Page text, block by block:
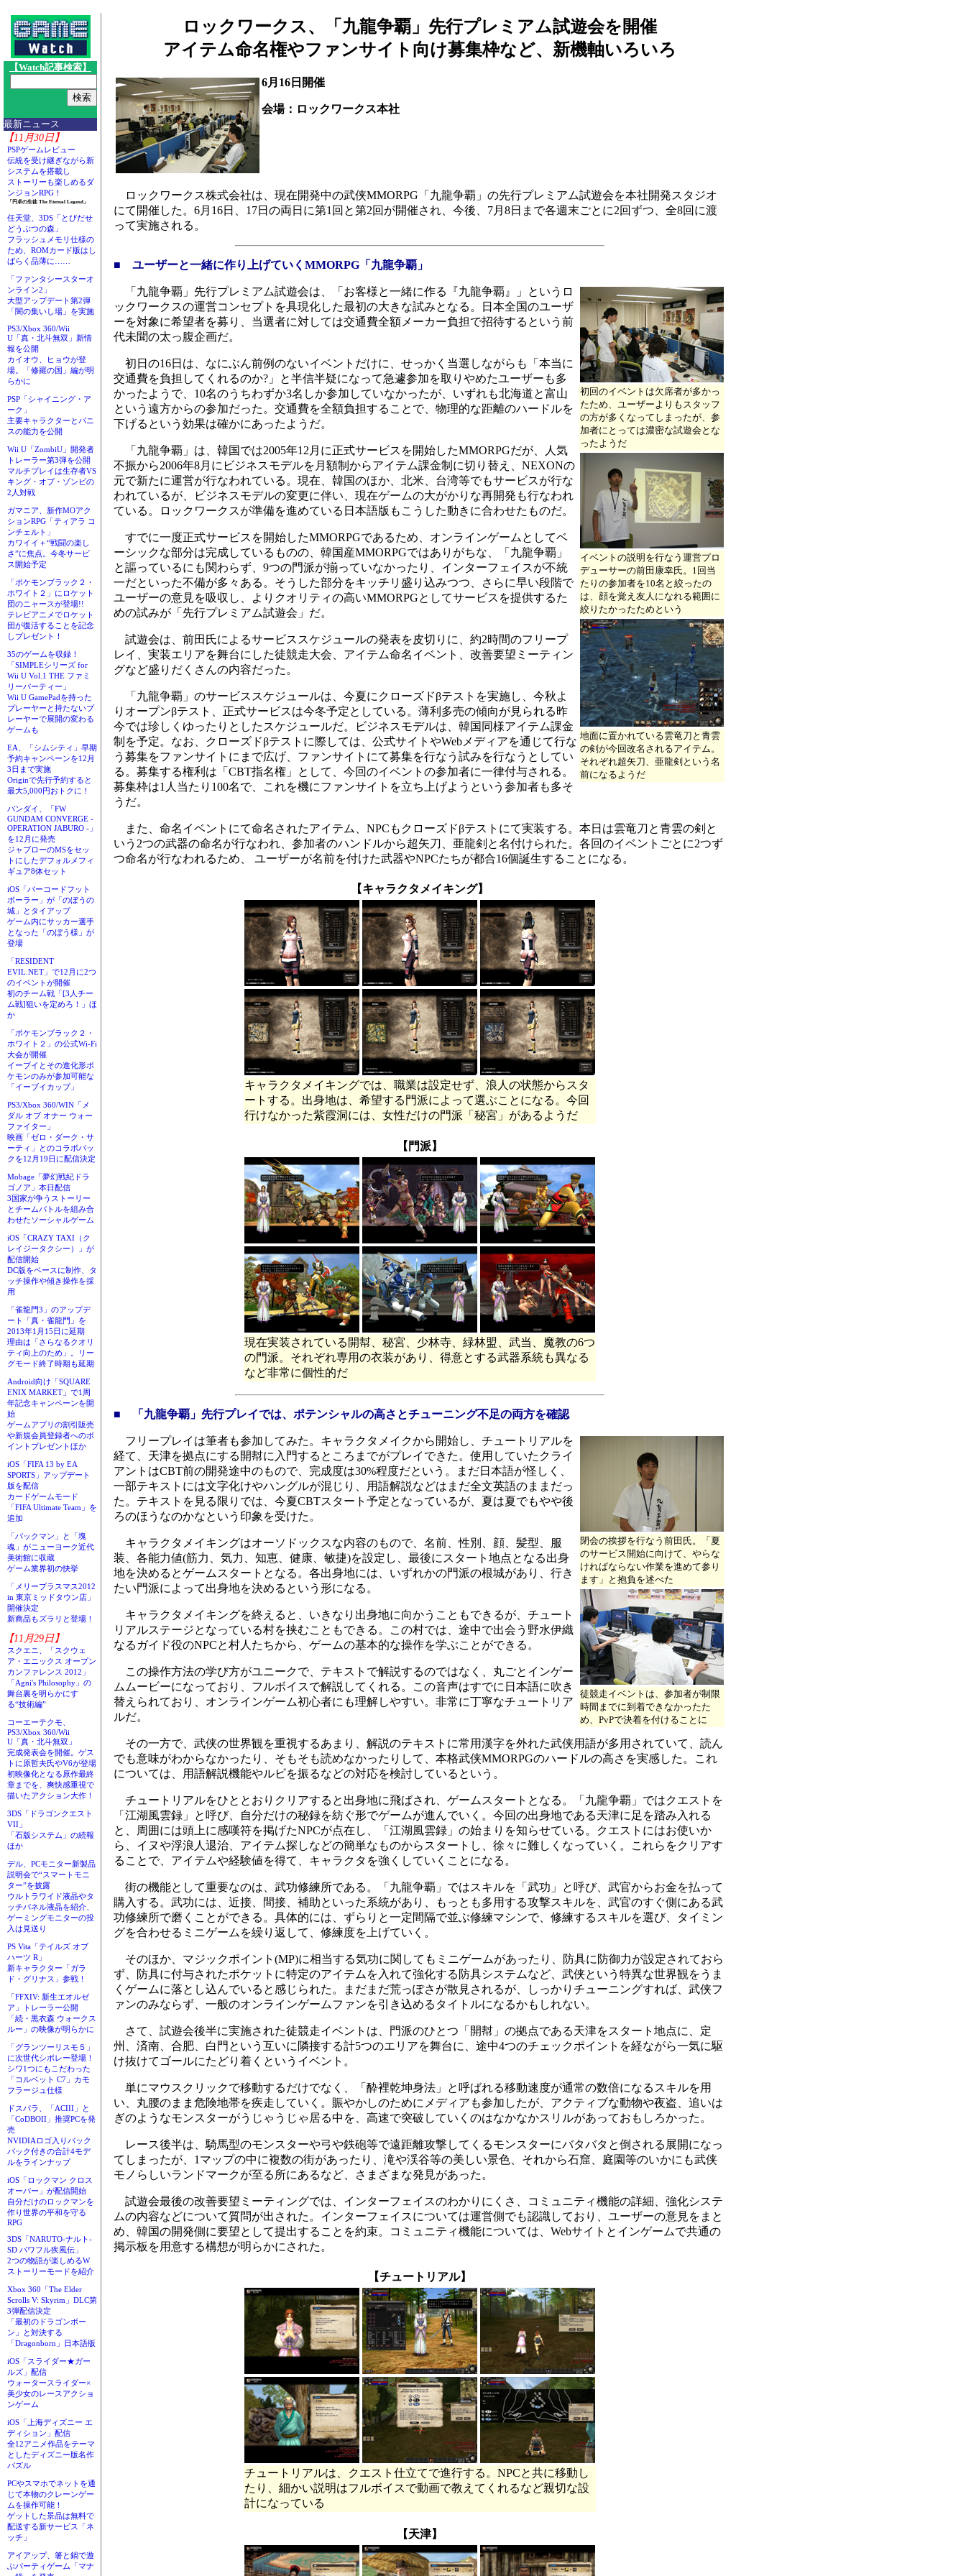
【Watch記事検索】
最新ニュース
【11月30日】
PSPゲームレビュー
伝統を受け継ぎながら新
システムを搭載し
ストーリーも楽しめるダ
ンジョンRPG！
「円卓の生徒 The Eternal Legend」
任天堂、3DS「とびだせ
どうぶつの森」
フラッシュメモリ仕様の
ため、ROMカード版はし
ばらく品薄に……
「ファンタシースターオ
ンライン2」
大型アップデート第2弾
「闇の集いし場」を実施
PS3/Xbox 360/Wii
U「真・北斗無双」新情
報を公開
カイオウ、ヒョウが登
場。「修羅の国」編が明
らかに
PSP「シャイニング・ア
ーク」
主要キャラクターとパニ
スの能力を公開
Wii U「ZombiU」開発者
トレーラー第3弾を公開
マルチプレイは生存者VS
キング・オブ・ゾンビの
2人対戦
ガマニア、新作MOアク
ションRPG「ティアラ コ
ンチェルト」
カワイイ＋“戦闘の楽し
さ”に焦点。今冬サービ
ス開始予定
「ポケモンブラック２・
ホワイト２」にロケット
団のニャースが登場!!
テレビアニメでロケット
団が復活することを記念
しプレゼント！
35のゲームを収録！
「SIMPLEシリーズ for
Wii U Vol.1 THE ファミ
リーパーティー」
Wii U GamePadを持った
プレーヤーと持たないプ
レーヤーで展開の変わる
ゲームも
EA、「シムシティ」早期
予約キャンペーンを12月
3日まで実施
Originで先行予約すると
最大5,000円おトクに！
バンダイ、「FW
GUNDAM CONVERGE -
OPERATION JABURO -」
を12月に発売
ジャブローのMSをセッ
トにしたデフォルメフィ
ギュア8体セット
iOS「バーコードフット
ボーラー」が「のぼうの
城」とタイアップ
ゲーム内にサッカー選手
となった「のぼう様」が
登場
「RESIDENT
EVIL.NET」で12月に2つ
のイベントが開催
初のチーム戦「[3人チー
ム戦]狙いを定めろ！」ほ
か
「ポケモンブラック２・
ホワイト２」の公式Wi-Fi
大会が開催
イーブイとその進化形ポ
ケモンのみが参加可能な
「イーブイカップ」
PS3/Xbox 360/WIN「メ
ダル オブ オナー ウォー
ファイター」
映画「ゼロ・ダーク・サ
ーティ」とのコラボパッ
クを12月19日に配信決定
Mobage「夢幻戦紀ドラ
ゴノア」本日配信
3国家が争うストーリー
とチームバトルを組み合
わせたソーシャルゲーム
iOS「CRAZY TAXI（ク
レイジータクシー）」が
配信開始
DC版をベースに制作、タ
ッチ操作や傾き操作を採
用
「雀龍門3」のアップデ
ート「真・雀龍門」を
2013年1月15日に延期
理由は「さらなるクオリ
ティ向上のため」。リー
グモード終了時期も延期
Android向け「SQUARE
ENIX MARKET」で1周
年記念キャンペーンを開
始
ゲームアプリの割引販売
や新規会員登録者へのポ
イントプレゼントほか
iOS「FIFA 13 by EA
SPORTS」アップデート
版を配信
カードゲームモード
「FIFA Ultimate Team」を
追加
「パックマン」と「塊
魂」がニューヨーク近代
美術館に収蔵
ゲーム業界初の快挙
「メリープラスマス2012
in 東京ミッドタウン店」
開催決定
新商品もズラリと登場！
【11月29日】
スクエニ、「スクウェ
ア・エニックス オープン
カンファレンス 2012」
「Agni's Philosophy」の
舞台裏を明らかにす
る“技術編”
コーエーテクモ、
PS3/Xbox 360/Wii
U「真・北斗無双」
完成発表会を開催。ゲス
トに原哲夫氏やV6が登場
初映像化となる原作最終
章までを、爽快感重視で
描いたアクション大作！
3DS「ドラゴンクエスト
VII」
「石版システム」の続報
ほか
デル、PCモニター新製品
説明会で“スマートモニ
ター”を披露
ウルトラワイド液晶やタ
ッチパネル液晶を紹介、
ゲーミングモニターの投
入は見送り
PS Vita「テイルズ オブ
ハーツ R」
新キャラクター「ガラ
ド・グリナス」参戦！
「FFXIV: 新生エオルゼ
ア」トレーラー公開
「続・黒衣森 ウォークス
ルー」の映像が明らかに
「グランツーリスモ５」
に次世代シボレー登場！
シワ1つにもこだわった
「コルベット C7」カモ
フラージュ仕様
ドスパラ、「ACIII」と
「CoDBOII」推奨PCを発
売
NVIDIAロゴ入りバック
パック付きの合計4モデ
ルをラインナップ
iOS「ロックマン クロス
オーバー」が配信開始
自分だけのロックマンを
作り世界の平和を守る
RPG
3DS「NARUTO-ナルト-
SD パワフル疾風伝」
2つの物語が楽しめるW
ストーリーモードを紹介
Xbox 360「The Elder
Scrolls V: Skyrim」DLC第
3弾配信決定
「最初のドラゴンボー
ン」と対決する
「Dragonborn」日本語版
iOS「スライダー★ガー
ルズ」配信
ウォータースライダー×
美少女のレースアクショ
ンゲーム
iOS「上海ディズニー エ
ディション」配信
全12アニメ作品をテーマ
としたディズニー版名作
パズル
PCやスマホでネットを通
じて本物のクレーンゲー
ムを操作可能！
ゲットした景品は無料で
配送する新サービス「ネ
ッチ」
アイアップ、箸と鍋で遊
ぶパーティゲーム「マナ
ロックワークス、「九龍争覇」先行プレミアム試遊会を開催
アイテム命名権やファンサイト向け募集枠など、新機軸いろいろ
6月16日開催
会場：ロックワークス本社
ロックワークス株式会社は、現在開発中の武侠MMORPG「九龍争覇」の先行プレミアム試遊会を本社開発スタジオ
にて開催した。6月16日、17日の両日に第1回と第2回が開催され、今後、7月8日まで各週末ごとに2回ずつ、全8回に渡
って実施される。
■ ユーザーと一緒に作り上げていくMMORPG「九龍争覇」
初回のイベントは欠席者が多かっ
たため、ユーザーよりもスタッフ
の方が多くなってしまったが、参
加者にとっては濃密な試遊会とな
ったようだ
イベントの説明を行なう運営プロ
デューサーの前田康幸氏。1回当
たりの参加者を10名と絞ったの
は、顔を覚え友人になれる範囲に
絞りたかったためという
地面に置かれている雲竜刀と青雲
の剣が今回改名されるアイテム。
それぞれ超矢刀、亜龍剣という名
前になるようだ
「九龍争覇」先行プレミアム試遊会は、「お客様と一緒に作る『九龍争覇』」というロ
ックワークスの運営コンセプトを具現化した最初の大きな試みとなる。日本全国のユーザ
ーを対象に希望者を募り、当選者に対しては交通費全額メーカー負担で招待するという前
代未聞の太っ腹企画だ。
初日の16日は、なにぶん前例のないイベントだけに、せっかく当選しながらも「本当に
交通費を負担してくれるのか?」と半信半疑になって急遽参加を取りやめたユーザーも多
かったようで、10名のうちわずか3名しか参加していなかったが、いずれも北海道と富山
という遠方からの参加だった。交通費を全額負担することで、物理的な距離のハードルを
下げるという効果は確かにあったようだ。
「九龍争覇」は、韓国では2005年12月に正式サービスを開始したMMORPGだが、人気
不振から2006年8月にビジネスモデルを月額制からアイテム課金制に切り替え、NEXONの
元で新たに運営が行なわれている。現在、韓国のほか、北米、台湾等でもサービスが行な
われているが、ビジネスモデルの変更に伴い、現在ゲームの大がかりな再開発も行なわれ
ている。ロックワークスが準備を進めている日本語版もこうした動きに合わせたものだ。
すでに一度正式サービスを開始したMMORPGであるため、オンラインゲームとしてベ
ーシックな部分は完成しているものの、韓国産MMORPGではありがちな、「九龍争覇」
と謳っているにも関わらず、9つの門派が揃っていなかったり、インターフェイスが不統
一だといった不備が多々ある。そうした部分をキッチリ盛り込みつつ、さらに早い段階で
ユーザーの意見を吸収し、よりクオリティの高いMMORPGとしてサービスを提供するた
めの試みが「先行プレミアム試遊会」だ。
試遊会は、前田氏によるサービススケジュールの発表を皮切りに、約2時間のフリープ
レイ、実装エリアを舞台にした徒競走大会、アイテム命名イベント、改善要望ミーティン
グなど盛りだくさんの内容だった。
「九龍争覇」のサービススケジュールは、今夏にクローズドβテストを実施し、今秋よ
りオープンβテスト、正式サービスは今冬予定としている。薄利多売の傾向が見られる昨
今では珍しくゆったりとしたスケジュールだ。ビジネスモデルは、韓国同様アイテム課金
制を予定。なお、クローズドβテストに際しては、公式サイトやWebメディアを通じて行な
う募集をファンサイトにまで広げ、ファンサイトにて募集を行なう試みを行なうとしてい
る。募集する権利は「CBT指名権」として、今回のイベントの参加者に一律付与される。
募集枠は1人当たり100名で、これを機にファンサイトを立ち上げようという参加者も多そ
うだ。
また、命名イベントにて命名されたアイテム、NPCもクローズドβテストにて実装する。本日は雲竜刀と青雲の剣と
いう2つの武器の命名が行なわれ、参加者のハンドルから超矢刀、亜龍剣と名付けられた。各回のイベントごとに2つず
つ命名が行なわれるため、 ユーザーが名前を付けた武器やNPCたちが都合16個誕生することになる。
【キャラクタメイキング】
キャラクタメイキングでは、職業は設定せず、浪人の状態からスタ
ートする。出身地は、希望する門派によって選ぶことになる。今回
行けなかった紫霞洞には、女性だけの門派「秘宮」があるようだ
【門派】
現在実装されている開幇、秘宮、少林寺、緑林盟、武当、魔教の6つ
の門派。それぞれ専用の衣装があり、得意とする武器系統も異なる
など非常に個性的だ
■ 「九龍争覇」先行プレイでは、ポテンシャルの高さとチューニング不足の両方を確認
閉会の挨拶を行なう前田氏。「夏
のサービス開始に向けて、やらな
ければならない作業を進めて参り
ます」と抱負を述べた
徒競走イベントは、参加者が制限
時間までに到着できなかったた
め、PvPで決着を付けることに
フリープレイは筆者も参加してみた。キャラクタメイクから開始し、チュートリアルを
経て、天津を拠点にする開幇に入門するところまでがプレイできた。使用していたクライ
アントはCBT前の開発途中のもので、完成度は30%程度だという。まだ日本語が怪しく、
一部テキストには文字化けやハングルが混じり、用語解説などはまだ全文英語のままだっ
た。テキストを見る限りでは、今夏CBTスタート予定となっているが、夏は夏でもやや後
ろのほうなのかなという印象を受けた。
キャラクタメイキングはオーソドックスな内容のもので、名前、性別、顔、髪型、服
装、各能力値(筋力、気力、知恵、健康、敏捷)を設定し、最後にスタート地点となる出身
地を決めるとゲームスタートとなる。各出身地には、いずれかの門派の根城があり、行き
たい門派によって出身地を決めるという形になる。
キャラクタメイキングを終えると、いきなり出身地に向かうこともできるが、チュート
リアルステージとなっている村を挟むこともできる。この村では、途中で出会う野水伊織
なるガイド役のNPCと村人たちから、ゲームの基本的な操作を学ぶことができる。
この操作方法の学び方がユニークで、テキストで解説するのではなく、丸ごとインゲー
ムムービーになっており、フルボイスで解説してくれる。この音声はすでに日本語に吹き
替えられており、オンラインゲーム初心者にも理解しやすい。非常に丁寧なチュートリア
ルだ。
その一方で、武侠の世界観を重視するあまり、解説のテキストに常用漢字を外れた武侠用語が多用されていて、読ん
でも意味がわからなかったり、そもそも読めなかったりして、本格武侠MMORPGのハードルの高さを実感した。これ
については、用語解説機能やルビを振るなどの対応を検討しているという。
チュートリアルをひととおりクリアすると出身地に飛ばされ、ゲームスタートとなる。「九龍争覇」ではクエストを
「江湖風雲録」と呼び、自分だけの秘録を紡ぐ形でゲームが進んでいく。今回の出身地である天津に足を踏み入れる
と、周囲には頭上に感嘆符を掲げたNPCが点在し、「江湖風雲録」の始まりを知らせている。クエストにはお使いか
ら、イヌや浮浪人退治、アイテム探しなどの簡単なものからスタートし、徐々に難しくなっていく。これらをクリアす
ることで、アイテムや経験値を得て、キャラクタを強くしていくことになる。
街の機能として重要なのは、武功修練所である。「九龍争覇」ではスキルを「武功」と呼び、武官からお金を払って
購入する。武功には、近接、間接、補助といった系統があり、もっとも多用する攻撃スキルを、武官のすぐ側にある武
功修練所で磨くことができる。具体的には、ずらりと一定間隔で並ぶ修練マシンで、修練するスキルを選び、タイミン
グを合わせるミニゲームを繰り返して、修練度を上げていく。
そのほか、マジックポイント(MP)に相当する気功に関してもミニゲームがあったり、防具に防御力が設定されておら
ず、防具に付与されたポケットに特定のアイテムを入れて強化する防具システムなど、武侠という特異な世界観をうま
くゲームに落とし込んでいると感じられた。まだまだ荒っぽさが散見されるが、しっかりチューニングすれば、武侠フ
ァンのみならず、一般のオンラインゲームファンを引き込めるタイトルになるかもしれない。
さて、試遊会後半に実施された徒競走イベントは、門派のひとつ「開幇」の拠点である天津をスタート地点に、定
州、済南、合肥、白門という互いに隣接する計5つのエリアを舞台に、途中4つのチェックポイントを経ながら一気に駆
け抜けてゴールにたどり着くというイベント。
単にマウスクリックで移動するだけでなく、「酔裡乾坤身法」と呼ばれる移動速度が通常の数倍になるスキルを用
い、丸腰のまま危険地帯を疾走していく。賑やかしのためにメディアも参加したが、アクティブな動物や夜盗、追いは
ぎのようなモンスターがうじゃうじゃ居る中を、高速で突破していくのはなかなかスリルがあっておもしろかった。
レース後半は、騎馬型のモンスターや弓や鉄砲等で遠距離攻撃してくるモンスターにバタバタと倒される展開になっ
てしまったが、1マップの中に複数の街があったり、滝や渓谷等の美しい景色、それから石窟、庭園等のいかにも武侠
モノらしいランドマークが至る所にあるなど、さまざまな発見があった。
試遊会最後の改善要望ミーティングでは、インターフェイスのわかりにくさ、コミュニティ機能の詳細、強化システ
ムの内容などについて質問が出された。インターフェイスについては運営側でも認識しており、ユーザーの意見をまと
め、韓国の開発側に要望として提出することを約束。コミュニティ機能については、Webサイトとインゲームで共通の
掲示板を用意する構想が明らかにされた。
【チュートリアル】
チュートリアルは、クエスト仕立てで進行する。NPCと共に移動し
たり、細かい説明はフルボイスで動画で教えてくれるなど親切な設
計になっている
【天津】